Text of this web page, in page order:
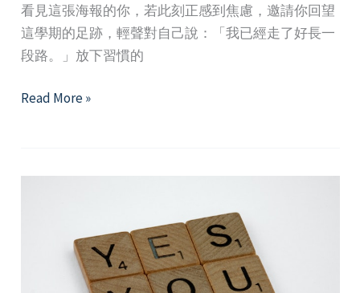
看見這張海報的你，若此刻正感到焦慮，邀請你回望
這學期的足跡，輕聲對自己說：「我已經走了好長一
段路。」放下習慣的
2025
Read More »